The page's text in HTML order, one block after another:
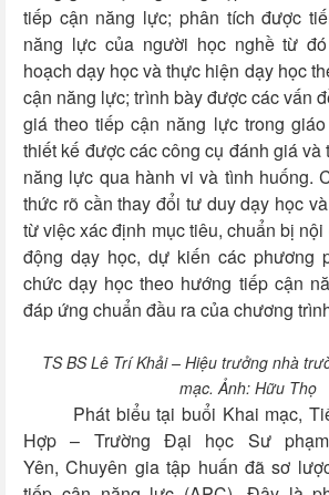
tiếp cận năng lực; phân tích được
năng lực của người học nghề từ
hoạch dạy học và thực hiện dạy học
cận năng lực; trình bày được các vấn
giá theo tiếp cận năng lực trong
thiết kế được các công cụ đánh giá
năng lực qua hành vi và tình huống.
thức rõ cần thay đổi tư duy dạy học
từ việc xác định mục tiêu, chuẩn bị
động dạy học, dự kiến các phương
chức dạy học theo hướng tiếp cận
đáp ứng chuẩn đầu ra của chương
TS BS Lê Trí Khải – Hiệu trưởng nhà
mạc. Ảnh: Hữu Thọ
Phát biểu tại buổi Khai mạc,
Hợp – Trường Đại học Sư
Yên, Chuyên gia tập huấn đã sơ